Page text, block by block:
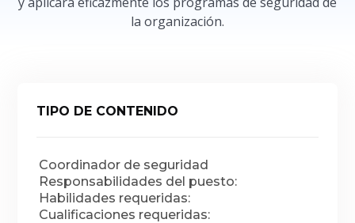
la organización.
TIPO DE CONTENIDO
Coordinador de seguridad
Responsabilidades del puesto:
Habilidades requeridas:
Cualificaciones requeridas: